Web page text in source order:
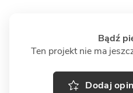
Bądź
Ten projekt nie ma
Dodaj